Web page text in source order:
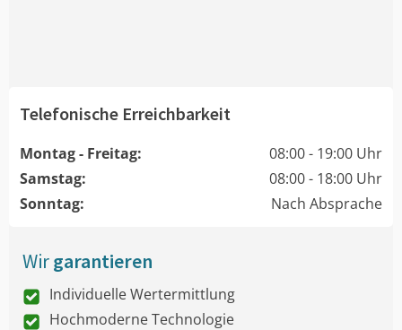
Telefonische Erreichbarkeit
Montag - Freitag:
08:00 - 19:00 Uhr
Samstag:
08:00 - 18:00 Uhr
Sonntag:
Nach Absprache
Wirgarantieren
Individuelle Wertermittlung
Hochmoderne Technologie